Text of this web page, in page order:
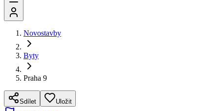
Novostavby
Byty
Praha 9
Sdílet Uložit